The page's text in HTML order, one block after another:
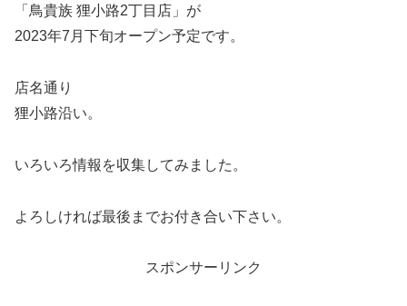
「鳥貴族 狸小路2丁目店」が
2023年7月下旬オープン予定です。
店名通り
狸小路沿い。
いろいろ情報を収集してみました。
よろしければ最後までお付き合い下さい。
スポンサーリンク